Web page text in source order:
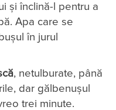
și înclină-l pentru a
Apa care se
în jurul
, netulburate, până
dar gălbenușul
trei minute.